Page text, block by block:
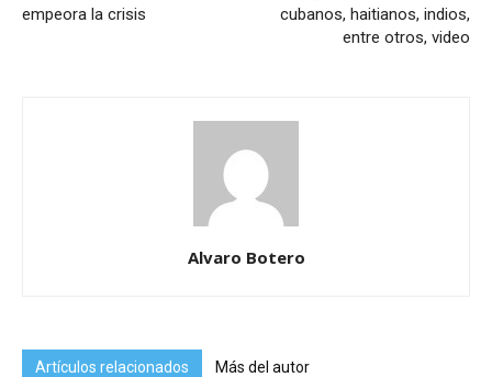
empeora la crisis
cubanos, haitianos, indios,
entre otros, video
Alvaro Botero
Artículos relacionados Más del autor